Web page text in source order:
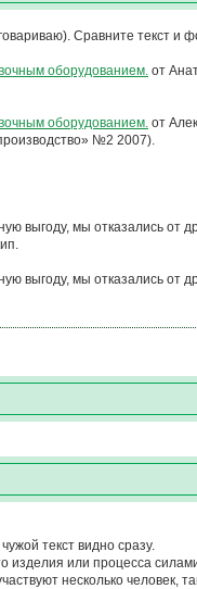
Сравните текст и
оборудованием. от
оборудованием. от
№2 2007).
выгоду, мы отказались от
выгоду, мы отказались от
текст видно сразу.
изделия или процесса
несколько человек,